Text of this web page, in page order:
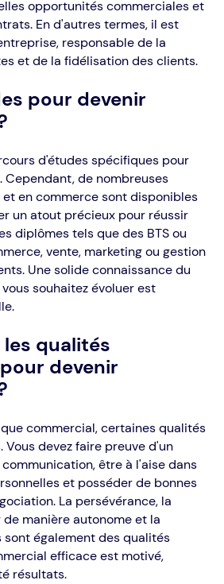
opportunités commerciales et
En d'autres termes, il est
responsable de la
et de la fidélisation des clients.
pour devenir
d'études spécifiques pour
de nombreuses
en commerce sont disponibles
un atout précieux pour réussir
diplômes tels que des BTS ou
vente, marketing ou gestion
Une solide connaissance du
souhaitez évoluer est
qualités
devenir
commercial, certaines qualités
devez faire preuve d'un
être à l'aise dans
et posséder de bonnes
La persévérance, la
manière autonome et la
sont également des qualités
efficace est motivé,
résultats.